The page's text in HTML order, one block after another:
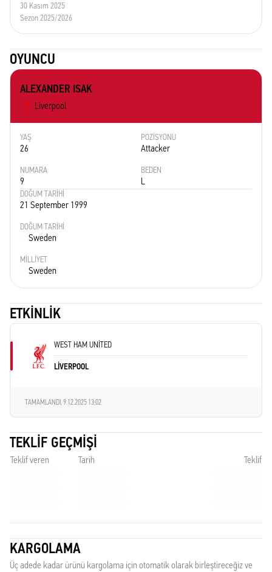
30 Kasım 2025
Sezon 2025/2026
OYUNCU
ALEXANDER ISAK
Liverpool
YAŞ
26
POZISYONU
Attacker
NUMARA
9
BEDEN
L
DOĞUM TARIHI
21 September 1999
DOĞUM TARIHI
Sweden
MILLIYET
Sweden
ETKINLIK
WEST HAM UNITED
LIVERPOOL
TAMAMLANDI,9.12.2025 13:02
TEKLIF GEÇMIŞI
Teklif veren Tarih Teklif
KARGOLAMA
Üç adede kadar ürünü kargolama için otomatik olarak birleştireceğiz ve